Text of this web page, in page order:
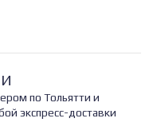
по Тольятти и
экспресс-доставки